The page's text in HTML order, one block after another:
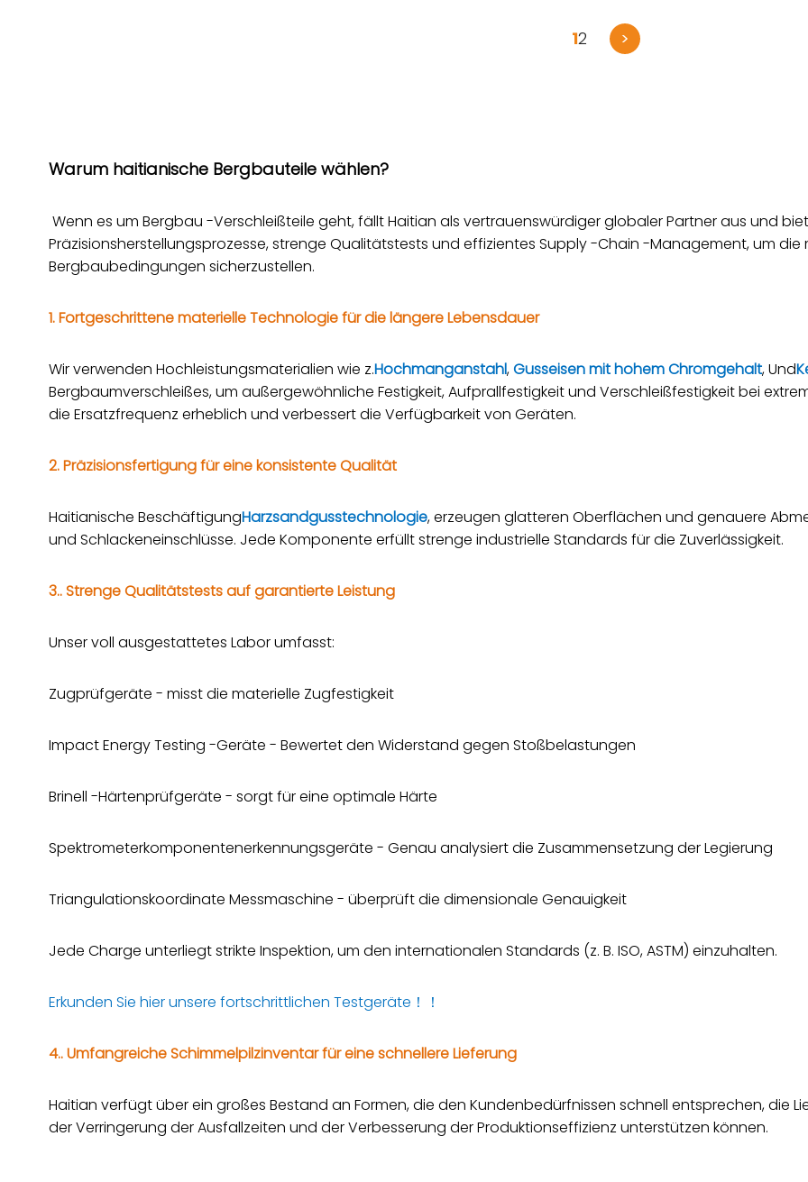
12 >
Warum haitianische Bergbauteile wählen?
Wenn es um Bergbau -Verschleißteile geht, fällt Haitian als vertrauenswürdiger globaler Partner aus und
Präzisionsherstellungsprozesse, strenge Qualitätstests und effizientes Supply -Chain -Management, um
Bergbaubedingungen sicherzustellen.
1. Fortgeschrittene materielle Technologie für die längere Lebensdauer
Wir verwenden Hochleistungsmaterialien wie z.Hochmanganstahl,Gusseisen mit hohem Chromgehalt, Und
Bergbaumverschleißes, um außergewöhnliche Festigkeit, Aufprallfestigkeit und Verschleißfestigkeit bei
die Ersatzfrequenz erheblich und verbessert die Verfügbarkeit von Geräten.
2. Präzisionsfertigung für eine konsistente Qualität
Haitianische BeschäftigungHarzsandgusstechnologie, erzeugen glatteren Oberflächen und genauere
und Schlackeneinschlüsse. Jede Komponente erfüllt strenge industrielle Standards für die Zuverlässigkeit.
3.. Strenge Qualitätstests auf garantierte Leistung
Unser voll ausgestattetes Labor umfasst:
Zugprüfgeräte - misst die materielle Zugfestigkeit
Impact Energy Testing -Geräte - Bewertet den Widerstand gegen Stoßbelastungen
Brinell -Härtenprüfgeräte - sorgt für eine optimale Härte
Spektrometerkomponentenerkennungsgeräte - Genau analysiert die Zusammensetzung der Legierung
Triangulationskoordinate Messmaschine - überprüft die dimensionale Genauigkeit
Jede Charge unterliegt strikte Inspektion, um den internationalen Standards (z. B. ISO, ASTM) einzuhalten.
Erkunden Sie hier unsere fortschrittlichen Testgeräte！！
4.. Umfangreiche Schimmelpilzinventar für eine schnellere Lieferung
Haitian verfügt über ein großes Bestand an Formen, die den Kundenbedürfnissen schnell entsprechen, die
der Verringerung der Ausfallzeiten und der Verbesserung der Produktionseffizienz unterstützen können.